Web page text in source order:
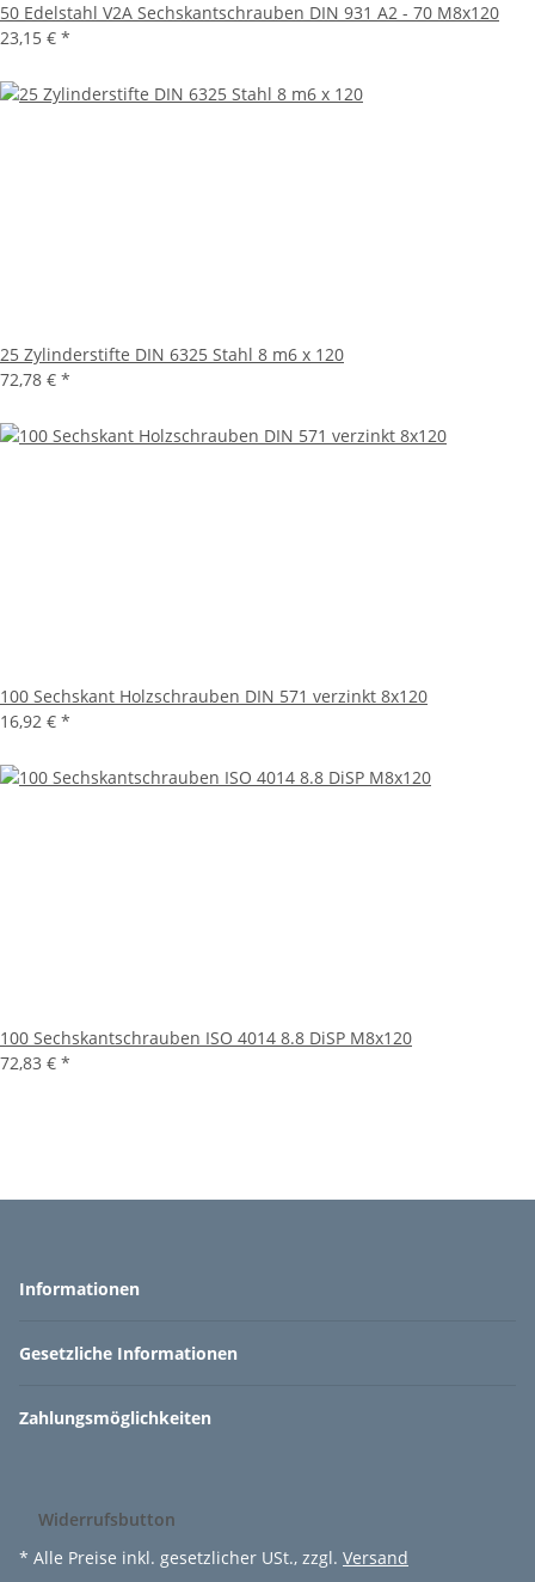
50 Edelstahl V2A Sechskantschrauben DIN 931 A2 - 70 M8x120
23,15 € *
25 Zylinderstifte DIN 6325 Stahl 8 m6 x 120
72,78 € *
100 Sechskant Holzschrauben DIN 571 verzinkt 8x120
16,92 € *
100 Sechskantschrauben ISO 4014 8.8 DiSP M8x120
72,83 € *
Informationen
Gesetzliche Informationen
Zahlungsmöglichkeiten
Widerrufsbutton
* Alle Preise inkl. gesetzlicher USt., zzgl. Versand